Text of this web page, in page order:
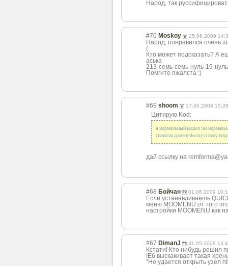
Народ, так
#70 Moskoy 25.06.2009
Народ, понравился очень
(
Кто может подсказать? А
аська
213-семь-семь-нуль-19-нуль
Помгите пжалста :)
#69 shoom 17.06.2009 15:28
Цитирую Kod:
я нормальный нашел !на
спама на домен]-desing и тому
дай ссылку на
#68 Бойчан 01.06.2009
Если устанавливаешь
меню MOOMENU от того
настройки MOOMENU как
#67 DimanJ 31.05.2009
Кстати! Кто нибудь решил
IE6 выскакивает такая
"Не удается открыть узел